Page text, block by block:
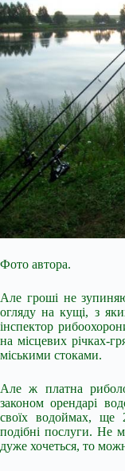
Фото автора.
Але гроші не
огляду на кущі, з
інспектор
на місцевих річках-
міськими стоками.
Але ж платна
законом орендарі
своїх водоймах, ще
подібні послуги. Не
дуже хочеться, то